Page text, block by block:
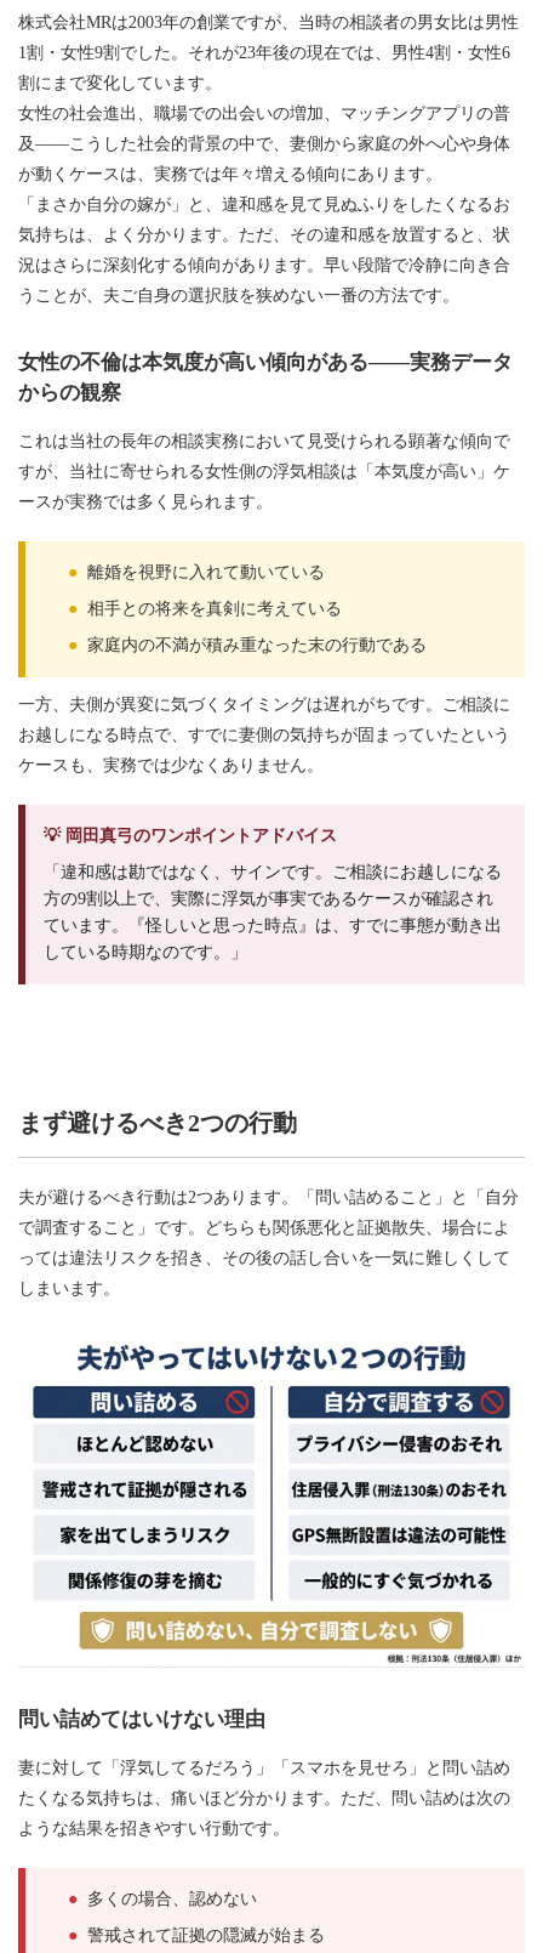
株式会社MRは2003年の創業ですが、当時の相談者の男女比は男性
1割・女性9割でした。それが23年後の現在では、男性4割・女性6
割にまで変化しています。
女性の社会進出、職場での出会いの増加、マッチングアプリの普
及——こうした社会的背景の中で、妻側から家庭の外へ心や身体
が動くケースは、実務では年々増える傾向にあります。
「まさか自分の嫁が」と、違和感を見て見ぬふりをしたくなるお
気持ちは、よく分かります。ただ、その違和感を放置すると、状
況はさらに深刻化する傾向があります。早い段階で冷静に向き合
うことが、夫ご自身の選択肢を狭めない一番の方法です。
女性の不倫は本気度が高い傾向がある——実務データ
からの観察
これは当社の長年の相談実務において見受けられる顕著な傾向で
すが、当社に寄せられる女性側の浮気相談は「本気度が高い」ケ
ースが実務では多く見られます。
● 離婚を視野に入れて動いている
● 相手との将来を真剣に考えている
● 家庭内の不満が積み重なった末の行動である
一方、夫側が異変に気づくタイミングは遅れがちです。ご相談に
お越しになる時点で、すでに妻側の気持ちが固まっていたという
ケースも、実務では少なくありません。
💡 岡田真弓のワンポイントアドバイス
「違和感は勘ではなく、サインです。ご相談にお越しになる
方の9割以上で、実際に浮気が事実であるケースが確認され
ています。『怪しいと思った時点』は、すでに事態が動き出
している時期なのです。」
まず避けるべき2つの行動
夫が避けるべき行動は2つあります。「問い詰めること」と「自分
で調査すること」です。どちらも関係悪化と証拠散失、場合によ
っては違法リスクを招き、その後の話し合いを一気に難しくして
しまいます。
問い詰めてはいけない理由
妻に対して「浮気してるだろう」「スマホを見せろ」と問い詰め
たくなる気持ちは、痛いほど分かります。ただ、問い詰めは次の
ような結果を招きやすい行動です。
● 多くの場合、認めない
● 警戒されて証拠の隠滅が始まる